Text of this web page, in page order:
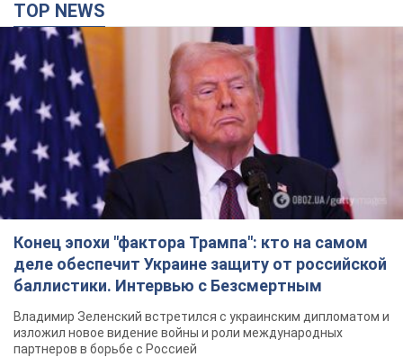
TOP NEWS
Конец эпохи "фактора Трампа": кто на самом
деле обеспечит Украине защиту от российской
баллистики. Интервью с Безсмертным
Владимир Зеленский встретился с украинским дипломатом и
изложил новое видение войны и роли международных
партнеров в борьбе с Россией